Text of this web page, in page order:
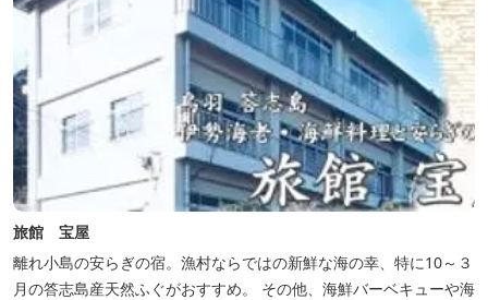
旅館 宝屋
離れ小島の安らぎの宿。漁村ならではの新鮮な海の幸、特に10～３
月の答志島産天然ふぐがおすすめ。 その他、海鮮バーベキューや海